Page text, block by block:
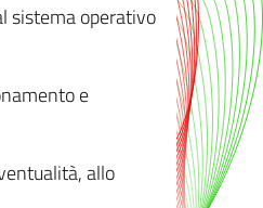
sistema operativo
e
allo